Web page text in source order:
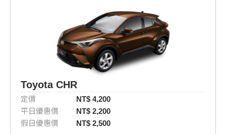
Toyota CHR
定價
NT$ 4,200
平日優惠價
NT$ 2,200
假日優惠價
NT$ 2,500